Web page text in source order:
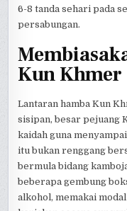
6-8 tanda sehari pada
persabungan.
Kun Khmer
Lantaran hamba Kun
sisipan, besar pejuang
kaidah guna
itu bukan renggang
bermula bidang
beberapa gembung
alkohol, memakai